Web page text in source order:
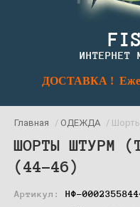
ИНТЕРНЕТ
ДОСТАВКА !
Главная / ОДЕЖДА /
ШОРТЫ ШТУРМ
(44-46)
Артикул:
НФ-